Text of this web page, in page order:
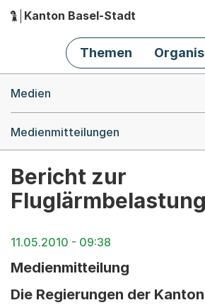
Hauptnavigation
Kanton Basel-Stadt
Themen
Medien
Medienmitteilungen
Bericht zur
11.05.2010 - 09:38
Medienmitteilung
Die Regierungen der